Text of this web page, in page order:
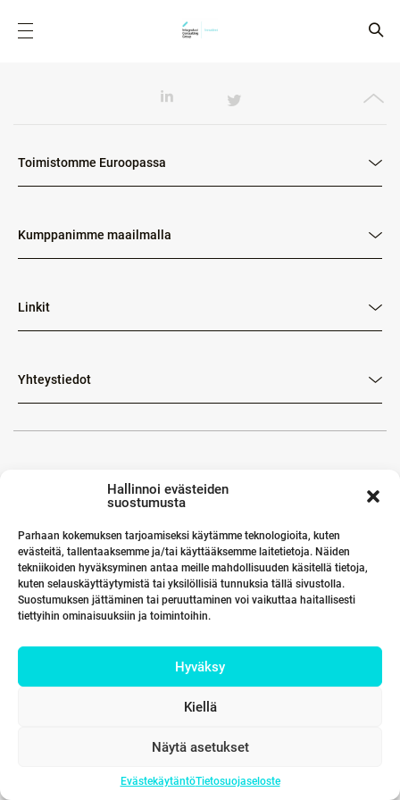
Hallinnoi evästeiden
suostumusta
Parhaan kokemuksen tarjoamiseksi käytämme teknologioita, kuten
evästeitä, tallentaaksemme ja/tai käyttääksemme laitetietoja. Näiden
tekniikoiden hyväksyminen antaa meille mahdollisuuden käsitellä tietoja,
kuten selauskäyttäytymistä tai yksilöllisiä tunnuksia tällä sivustolla.
Suostumuksen jättäminen tai peruuttaminen voi vaikuttaa haitallisesti
tiettyihin ominaisuuksiin ja toimintoihin.
Hyväksy
Kiellä
Näytä asetukset
EvästekäytäntöTietosuojaseloste
Toimistomme Euroopassa
Kumppanimme maailmalla
Linkit
Yhteystiedot